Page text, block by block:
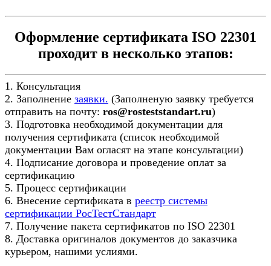
Оформление сертификата ISO 22301
проходит в несколько этапов:
1. Консультация
2. Заполнение заявки. (Заполненую заявку требуется
отправить на почту: ros@rosteststandart.ru)
3. Подготовка необходимой документации для
получения сертификата (список необходимой
документации Вам огласят на этапе консультации)
4. Подписание договора и проведение оплат за
сертификацию
5. Процесс сертификации
6. Внесение сертификата в реестр системы
сертификации РосТестСтандарт
7. Получение пакета сертификатов по ISO 22301
8. Доставка оригиналов документов до заказчика
курьером, нашими услиями.